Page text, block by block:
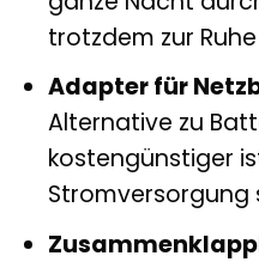
trotzdem zur
Adapter für
Alternative zu
kostengünstiger
Stromversorgung